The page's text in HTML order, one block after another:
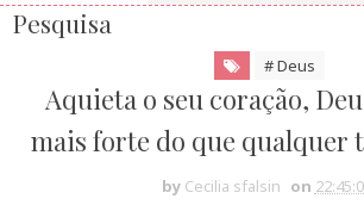
Pesquisa
# Deus
Aquieta o seu coração,
mais forte do que qualquer
by Cecilia sfalsin on